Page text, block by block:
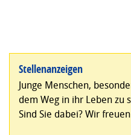
Stellenanzeigen
Junge Menschen,
dem Weg in ihr Leben zu
Sind Sie dabei? Wir